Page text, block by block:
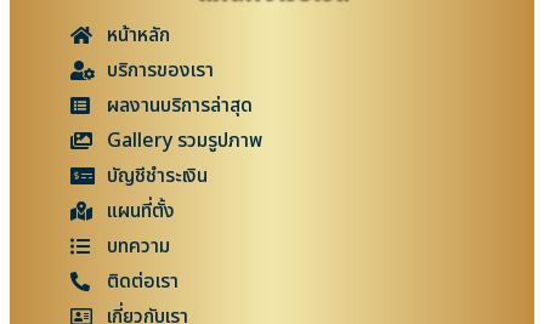
หน้าหลัก
บริการของเรา
ผลงานบริการล่าสุด
Gallery รวมรูปภาพ
บัญชีชำระเงิน
แผนที่ตั้ง
บทความ
ติดต่อเรา
เกี่ยวกับเรา